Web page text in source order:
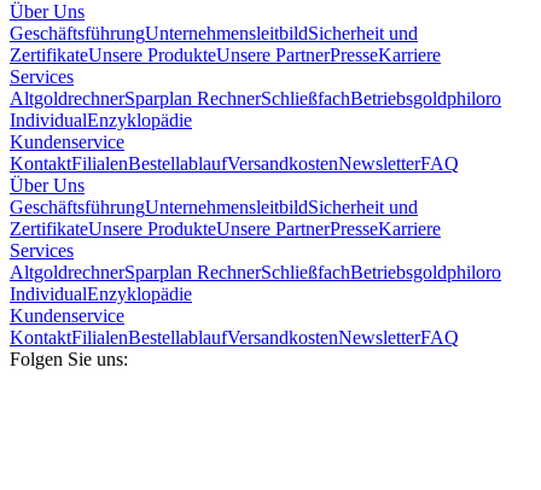
Über Uns
GeschäftsführungUnternehmensleitbildSicherheit und
ZertifikateUnsere ProdukteUnsere PartnerPresseKarriere
Services
AltgoldrechnerSparplan RechnerSchließfachBetriebsgoldphiloro
IndividualEnzyklopädie
Kundenservice
KontaktFilialenBestellablaufVersandkostenNewsletterFAQ
Über Uns
GeschäftsführungUnternehmensleitbildSicherheit und
ZertifikateUnsere ProdukteUnsere PartnerPresseKarriere
Services
AltgoldrechnerSparplan RechnerSchließfachBetriebsgoldphiloro
IndividualEnzyklopädie
Kundenservice
KontaktFilialenBestellablaufVersandkostenNewsletterFAQ
Folgen Sie uns: